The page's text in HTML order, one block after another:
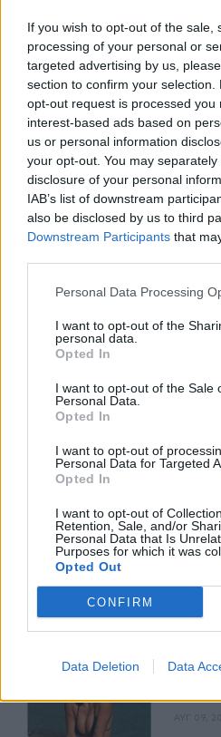
If you wish to opt-out of the sale,
processing of your personal or
targeted advertising by us,
section to confirm your
opt-out request is processed you
interest-based ads based on
us or personal information
your opt-out. You may
disclosure of your personal
IAB’s list of downstream
also be disclosed by us to third
Downstream Participants that
Personal Data Processing
I want to opt-out of the
personal data.
Opted In
I want to opt-out of the Sale
Personal Data.
Opted In
I want to opt-out of
Personal Data for Targeted
Opted In
I want to opt-out of
Retention, Sale, and/or
Personal Data that Is
Purposes for which it was
Opted Out
CONFIRM
Data Deletion Data
Η
στην